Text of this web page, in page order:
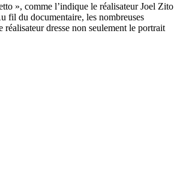
», comme l’indique le réalisateur Joel Zito
fil du documentaire, les nombreuses
dresse non seulement le portrait